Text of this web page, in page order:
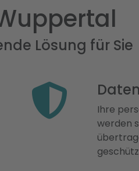
Lösung für Sie
Ihre
werden